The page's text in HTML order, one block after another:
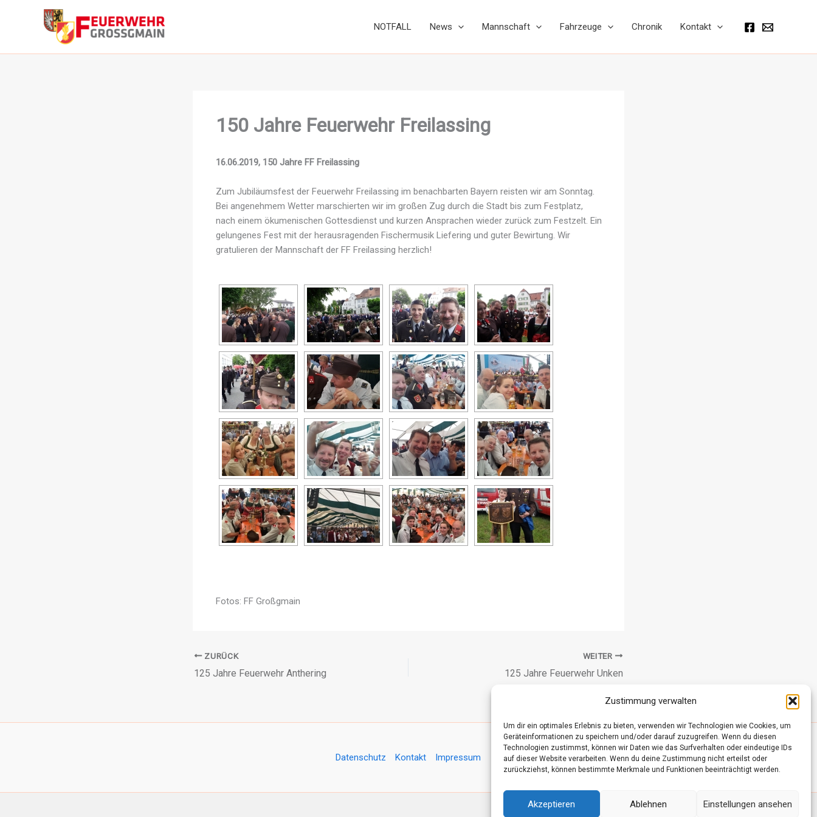
Zustimmung verwalten
Um dir ein optimales Erlebnis zu bieten, verwenden wir Technologien wie Cookies, um
Geräteinformationen zu speichern und/oder darauf zuzugreifen. Wenn du diesen
Technologien zustimmst, können wir Daten wie das Surfverhalten oder eindeutige IDs
auf dieser Website verarbeiten. Wenn du deine Zustimmung nicht erteilst oder
zurückziehst, können bestimmte Merkmale und Funktionen beeinträchtigt werden.
Akzeptieren Ablehnen Einstellungen ansehen
NOTFALL News Mannschaft Fahrzeuge Chronik Kontakt
150 Jahre Feuerwehr Freilassing
16.06.2019, 150 Jahre FF Freilassing
Zum Jubiläumsfest der Feuerwehr Freilassing im benachbarten Bayern reisten wir am Sonntag.
Bei angenehmem Wetter marschierten wir im großen Zug durch die Stadt bis zum Festplatz,
nach einem ökumenischen Gottesdienst und kurzen Ansprachen wieder zurück zum Festzelt. Ein
gelungenes Fest mit der herausragenden Fischermusik Liefering und guter Bewirtung. Wir
gratulieren der Mannschaft der FF Freilassing herzlich!
Fotos: FF Großgmain
ZURÜCK
125 Jahre Feuerwehr Anthering
WEITER
125 Jahre Feuerwehr Unken
Datenschutz Kontakt Impressum